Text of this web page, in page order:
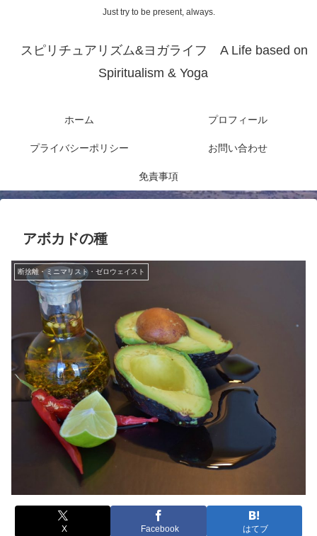
Just try to be present, always.
スピリチュアリズム&ヨガライフ A Life based on
Spiritualism & Yoga
ホーム プロフィール
プライバシーポリシー お問い合わせ
免責事項
アボカドの種
断捨離・ミニマリスト・ゼロウェイスト
X Facebook はてブ